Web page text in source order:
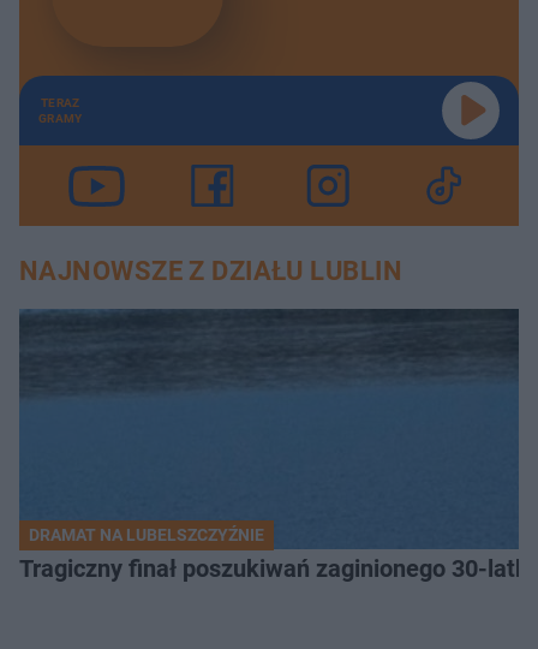
TERAZ
GRAMY
NAJNOWSZE Z DZIAŁU LUBLIN
DRAMAT NA LUBELSZCZYŹNIE
Tragiczny finał poszukiwań zaginionego 30-